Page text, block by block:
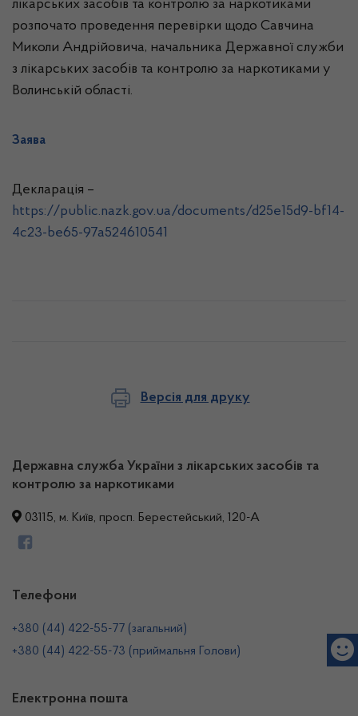
лікарських засобів та контролю за наркотиками
розпочато проведення перевірки щодо Савчина
Миколи Андрійовича, начальника Державної служби
з лікарських засобів та контролю за наркотиками у
Волинській області.
Заява
Декларація –
https://public.nazk.gov.ua/documents/d25e15d9-bf14-
4c23-be65-97a524610541
Версія для друку
Державна служба України з лікарських засобів та
контролю за наркотиками
03115, м. Київ, просп. Берестейський, 120-А
Телефони
+380 (44) 422-55-77 (загальний)
+380 (44) 422-55-73 (приймальня Голови)
Електронна пошта